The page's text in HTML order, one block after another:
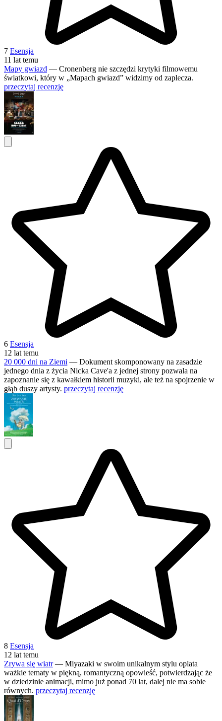
7 Esensja
11 lat temu
Mapy gwiazd — Cronenberg nie szczędzi krytyki filmowemu
światkowi, który w „Mapach gwiazd” widzimy od zaplecza.
przeczytaj recenzję
6 Esensja
12 lat temu
20 000 dni na Ziemi — Dokument skomponowany na zasadzie
jednego dnia z życia Nicka Cave'a z jednej strony pozwala na
zapoznanie się z kawałkiem historii muzyki, ale też na spojrzenie w
głąb duszy artysty. przeczytaj recenzję
8 Esensja
12 lat temu
Zrywa się wiatr— Miyazaki w swoim unikalnym stylu oplata
ważkie tematy w piękną, romantyczną opowieść, potwierdzając że
w dziedzinie animacji, mimo już ponad 70 lat, dalej nie ma sobie
równych. przeczytaj recenzję